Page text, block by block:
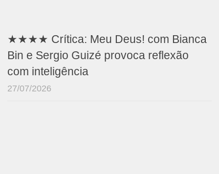
★★★★ Crítica: Meu Deus! com Bianca
Bin e Sergio Guizé provoca reflexão
com inteligência
27/07/2026